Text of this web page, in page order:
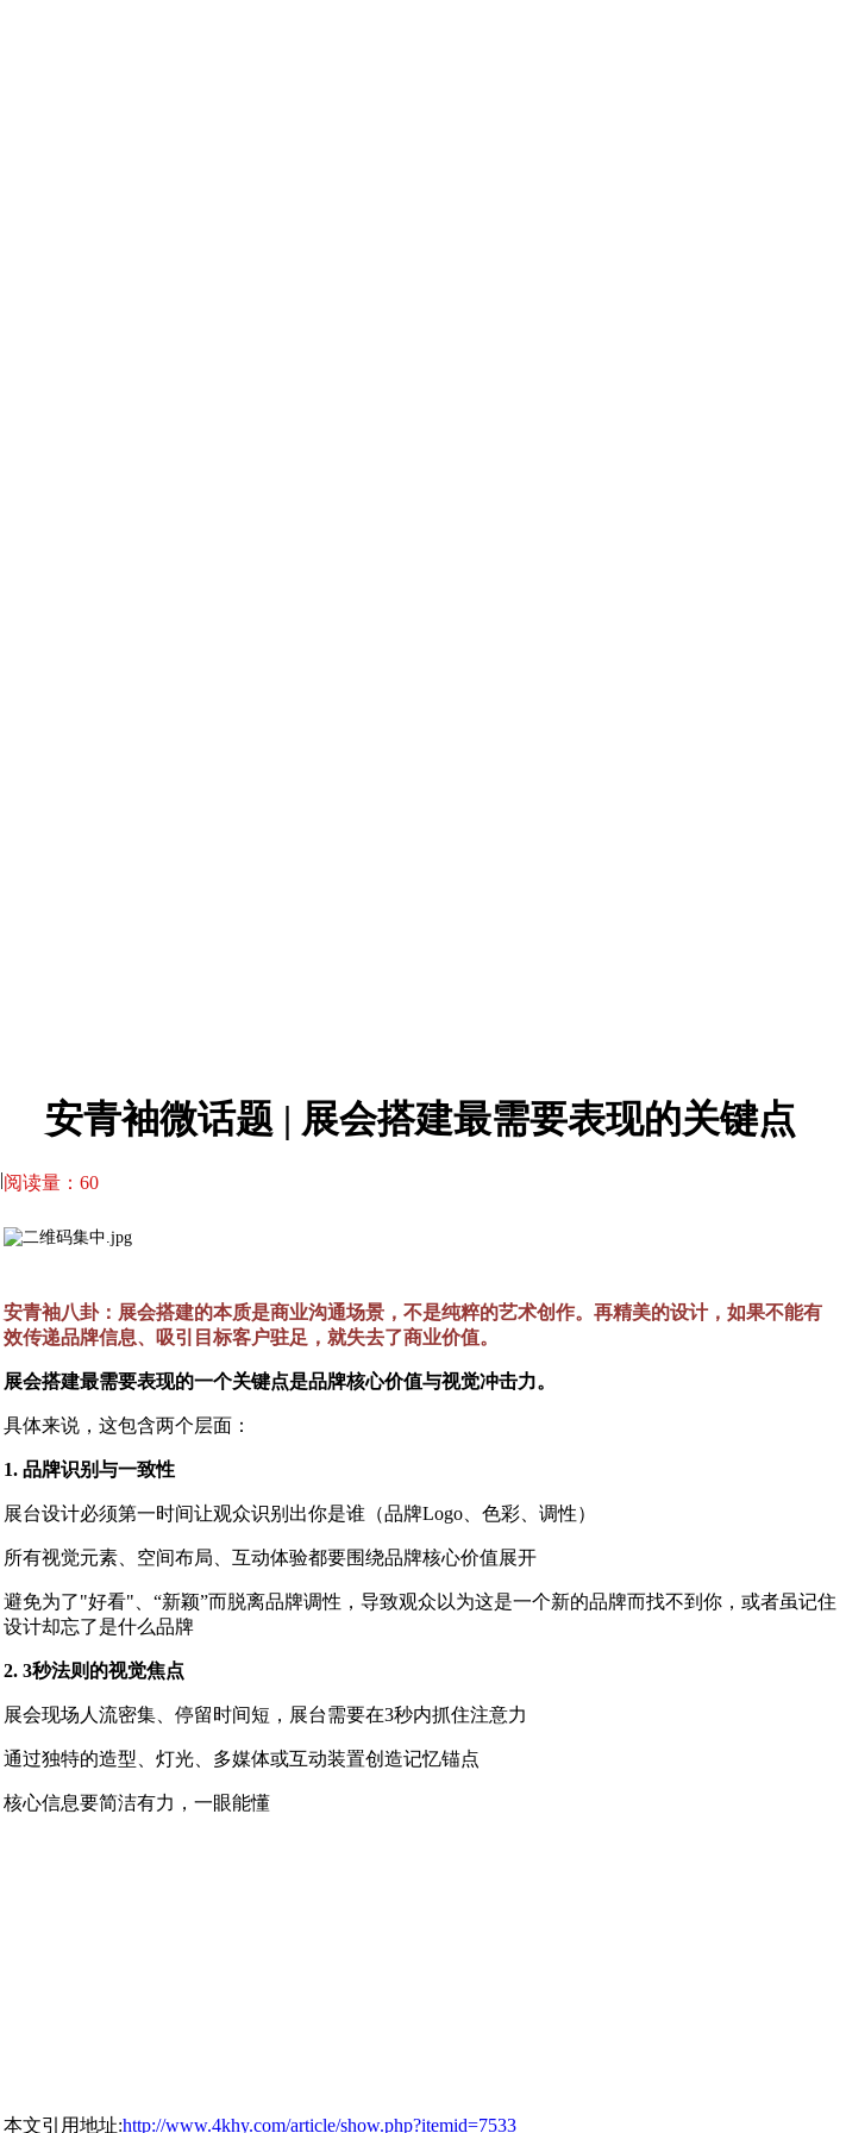
安青袖微话题 | 展会搭建最需要表现的关键点
阅读量： 60
安青袖八卦：展会搭建的本质是商业沟通场景，不是纯粹的艺术创作。再精美的设计，如果不能有
效传递品牌信息、吸引目标客户驻足，就失去了商业价值。
展会搭建最需要表现的一个关键点是品牌核心价值与视觉冲击力。
具体来说，这包含两个层面：
1. 品牌识别与一致性
展台设计必须第一时间让观众识别出你是谁（品牌Logo、色彩、调性）
所有视觉元素、空间布局、互动体验都要围绕品牌核心价值展开
避免为了"好看"、“新颖”而脱离品牌调性，导致观众以为这是一个新的品牌而找不到你，或者虽记住
设计却忘了是什么品牌
2. 3秒法则的视觉焦点
展会现场人流密集、停留时间短，展台需要在3秒内抓住注意力
通过独特的造型、灯光、多媒体或互动装置创造记忆锚点
核心信息要简洁有力，一眼能懂
本文引用地址:http://www.4khy.com/article/show.php?itemid=7533
|